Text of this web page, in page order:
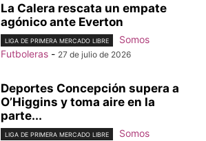
La Calera rescata un empate
agónico ante Everton
LIGA DE PRIMERA MERCADO LIBRE
Somos
Futboleras - 27 de julio de 2026
Deportes Concepción supera a
O’Higgins y toma aire en la
parte...
LIGA DE PRIMERA MERCADO LIBRE
Somos